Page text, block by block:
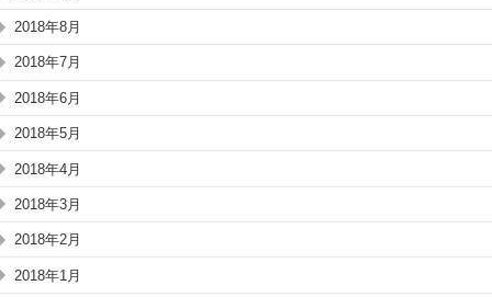
2018年8月
2018年7月
2018年6月
2018年5月
2018年4月
2018年3月
2018年2月
2018年1月